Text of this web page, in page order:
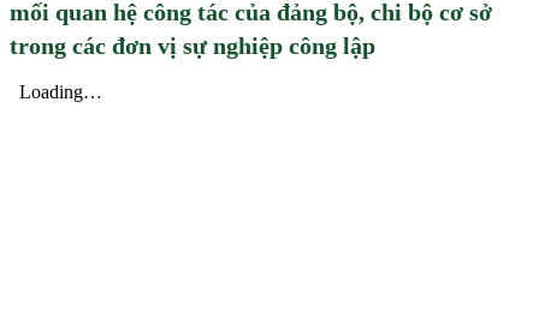
mối quan hệ công tác của đảng bộ, chi bộ cơ sở
trong các đơn vị sự nghiệp công lập